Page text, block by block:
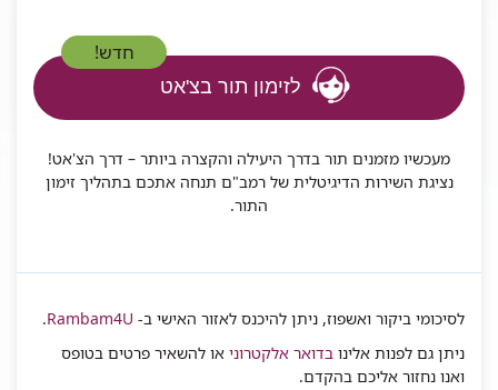
חדש!
לזימון תור בצ'אט
מעכשיו מזמנים תור בדרך היעילה והקצרה ביותר – דרך הצ'אט!
נציגת השירות הדיגיטלית של רמב"ם תנחה אתכם בתהליך זימון
התור.
לסיכומי ביקור ואשפוז, ניתן להיכנס לאזור האישי ב- Rambam4U
.
ניתן גם לפנות אלינו בדואר אלקטרוני או להשאיר פרטים בטופס
ואנו נחזור אליכם בהקדם.